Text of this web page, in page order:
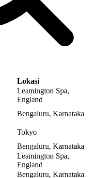
Lokasi
Leamington Spa,
England
Bengaluru, Karnataka
Tokyo
Bengaluru, Karnataka
Leamington Spa,
England
Bengaluru, Karnataka